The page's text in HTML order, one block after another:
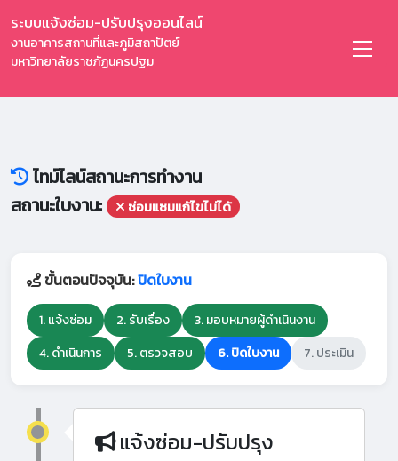
ระบบแจ้งซ่อม-ปรับปรุงออนไลน์
งานอาคารสถานที่และภูมิสถาปัตย์
มหาวิทยาลัยราชภัฏนครปฐม
ไทม์ไลน์สถานะการทำงาน
สถานะใบงาน:
ซ่อมแซมแก้ไขไม่ได้
ขั้นตอนปัจจุบัน:ปิดใบงาน
1. แจ้งซ่อม 2. รับเรื่อง
3. มอบหมายผู้ดำเนินงาน
4. ดำเนินการ
5. ตรวจสอบ 6. ปิดใบงาน 7. ประเมิน
แจ้งซ่อม-ปรับปรุง